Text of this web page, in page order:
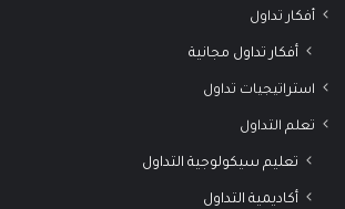
أفكار تداول
أفكار تداول مجانية
استراتيجيات تداول
تعلم التداول
تعليم سيكولوجية التداول
أكاديمية التداول